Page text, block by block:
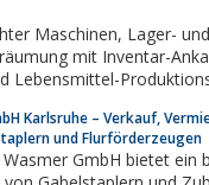
und Ladeneinrichtungen,
mit Inventar-
Lebensmittel-
Kühlmöbel-
Übernahme mit Technik-
Karlsruhe – Verkauf,
und Flurförderzeugen
GmbH bietet ein